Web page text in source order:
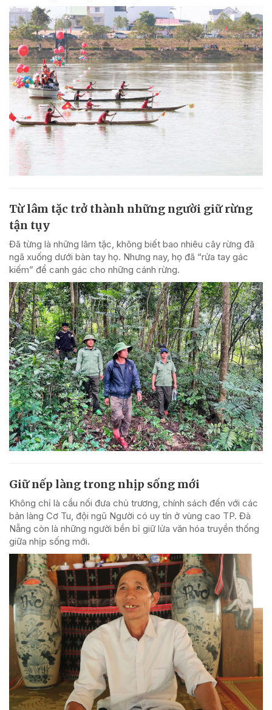
Từ lâm tặc trở thành những người giữ rừng
tận tụy
Đã từng là những lâm tặc, không biết bao nhiêu cây rừng đã
ngã xuống dưới bàn tay họ. Nhưng nay, họ đã “rửa tay gác
kiếm” để canh gác cho những cánh rừng.
Giữ nếp làng trong nhịp sống mới
Không chỉ là cầu nối đưa chủ trương, chính sách đến với các
bản làng Cơ Tu, đội ngũ Người có uy tín ở vùng cao TP. Đà
Nẵng còn là những người bền bỉ giữ lửa văn hóa truyền thống
giữa nhịp sống mới.